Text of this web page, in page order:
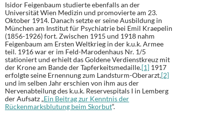
Isidor Feigenbaum studierte ebenfalls an der
Universität Wien Medizin und promovierte am 23.
Oktober 1914. Danach setzte er seine Ausbildung in
München am Institut für Psychiatrie bei Emil Kraepelin
(1856-1926) fort. Zwischen 1915 und 1918 nahm
Feigenbaum am Ersten Weltkrieg in der k.u.k. Armee
teil. 1916 war er im Feld-Marodenhaus Nr. 1/5
stationiert und erhielt das Goldene Verdienstkreuz mit
der Krone am Bande der Tapferkeitsmedaille.[1] 1917
erfolgte seine Ernennung zum Landsturm-Oberarzt,[2]
und im selben Jahr erschien von ihm aus der
Nervenabteilung des k.u.k. Reservespitals I in Lemberg
der Aufsatz „Ein Beitrag zur Kenntnis der
Rückenmarksblutung beim Skorbut“.